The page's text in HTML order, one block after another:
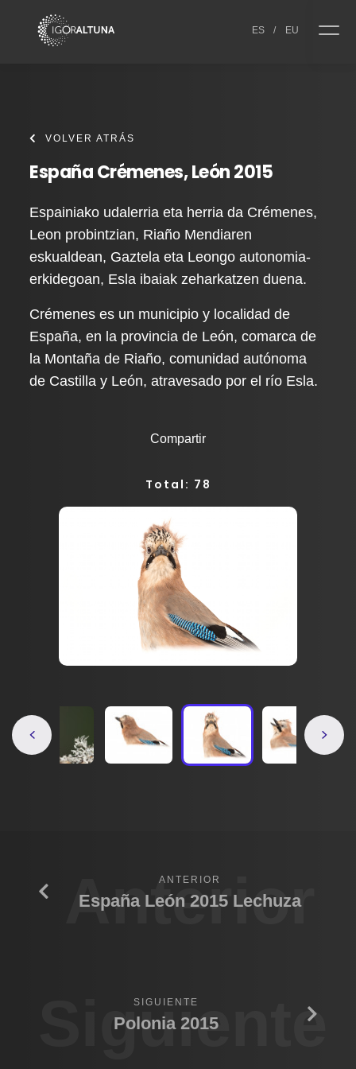
ES / EU
VOLVER ATRÁS
España Crémenes, León 2015
Espainiako udalerria eta herria da Crémenes,
Leon probintzian, Riaño Mendiaren
eskualdean, Gaztela eta Leongo autonomia-
erkidegoan, Esla ibaiak zeharkatzen duena.
Crémenes es un municipio y localidad de
España, en la provincia de León, comarca de
la Montaña de Riaño, comunidad autónoma
de Castilla y León, atravesado por el río Esla.
Compartir
Total: 78
Anterior
ANTERIOR
España León 2015 Lechuza
Siguiente
SIGUIENTE
Polonia 2015